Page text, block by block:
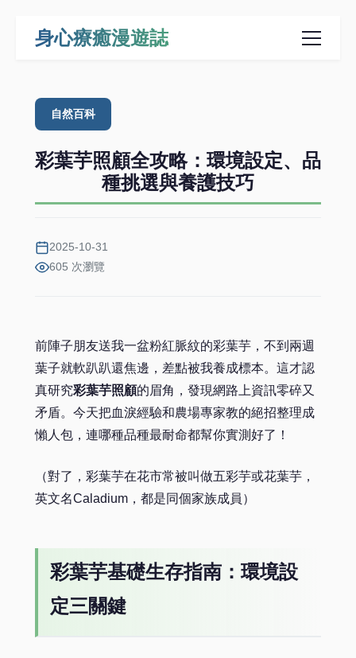
身心療癒漫遊誌
自然百科
彩葉芋照顧全攻略：環境設定、品
種挑選與養護技巧
2025-10-31
605 次瀏覽
前陣子朋友送我一盆粉紅脈紋的彩葉芋，不到兩週
葉子就軟趴趴還焦邊，差點被我養成標本。這才認
真研究彩葉芋照顧的眉角，發現網路上資訊零碎又
矛盾。今天把血淚經驗和農場專家教的絕招整理成
懶人包，連哪種品種最耐命都幫你實測好了！
（對了，彩葉芋在花市常被叫做五彩芋或花葉芋，
英文名Caladium，都是同個家族成員）
彩葉芋基礎生存指南：環境設
定三關鍵